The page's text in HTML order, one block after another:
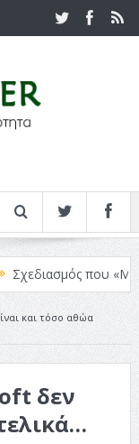
που «Μιλάει»
και τόσο αθώα
δεν